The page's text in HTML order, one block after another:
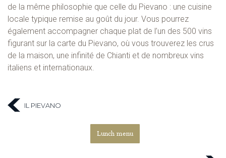
de la même philosophie que celle du Pievano : une cuisine
locale typique remise au goût du jour. Vous pourrez
également accompagner chaque plat de l’un des 500 vins
figurant sur la carte du Pievano, où vous trouverez les crus
de la maison, une infinité de Chianti et de nombreux vins
italiens et internationaux.
IL PIEVANO
Lunch menu